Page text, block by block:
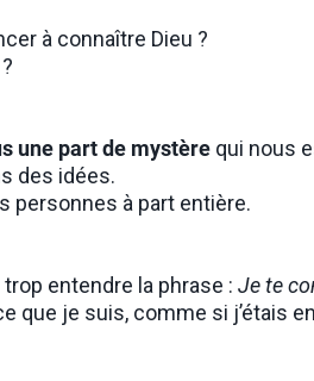
à connaître Dieu ?
une part de mystère qui nous
des idées.
personnes à part entière.
trop entendre la phrase : Je te
que je suis, comme si j’étais